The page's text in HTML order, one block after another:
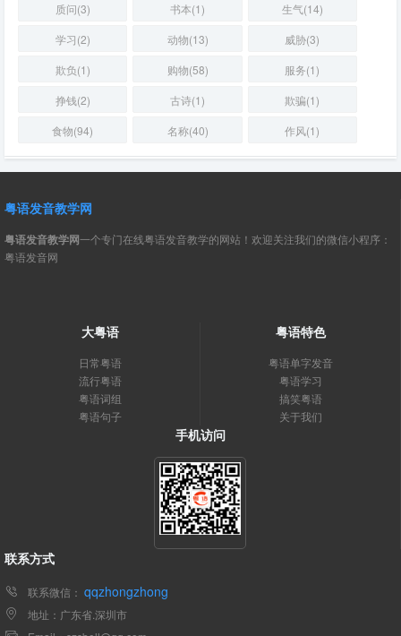
质问(3) 书本(1)
生气(14)
学习(2)
动物(13)
威胁(3)
欺负(1)
购物(58)
服务(1)
挣钱(2)
古诗(1)
欺骗(1)
食物(94)
名称(40) 作风(1)
粤语发音教学网
粤语发音教学网一个专门在线粤语发音教学的网站！欢迎关注我们的微信小程序：
粤语发音网
大粤语
日常粤语
流行粤语
粤语词组
粤语句子
粤语特色
粤语单字发音
粤语学习
搞笑粤语
关于我们
手机访问
联系方式
联系微信： qqzhongzhong
地址：广东省.深圳市